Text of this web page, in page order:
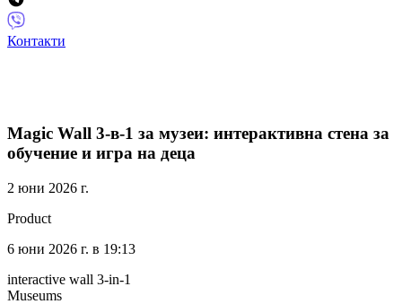
Контакти
Magic Wall 3-в-1 за музеи: интерактивна стена за
обучение и игра на деца
2 юни 2026 г.
Product
6 юни 2026 г. в 19:13
interactive wall 3-in-1
Museums